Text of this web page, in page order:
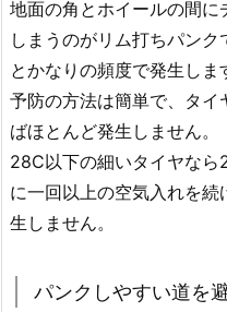
地面の角とホイールの間に
しまうのがリム打ちパン
とかなりの頻度で発生しま
予防の方法は簡単で、タイ
ばほとんど発生しません。
28C以下の細いタイヤなら
に一回以上の空気入れを
生しません。
パンクしやすい道を